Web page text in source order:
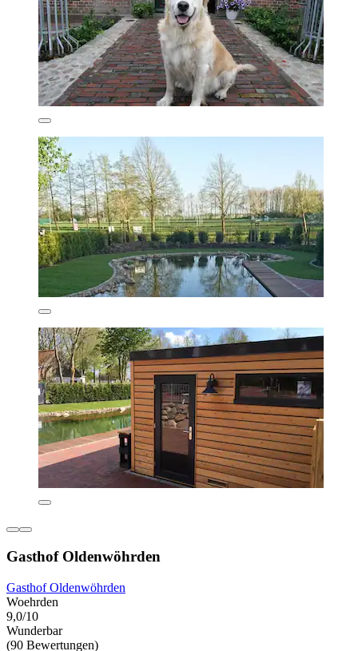
Gasthof Oldenwöhrden
Gasthof Oldenwöhrden
Woehrden
9,0/10
Wunderbar
(90 Bewertungen)